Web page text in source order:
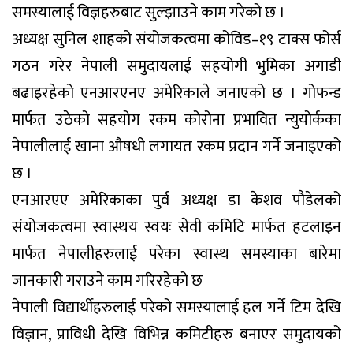
समस्यालाई विज्ञहरुबाट सुल्झाउने काम गरेको छ ।
अध्यक्ष सुनिल शाहको संयोजकत्वमा कोविड–१९ टाक्स फोर्स
गठन गरेर नेपाली समुदायलाई सहयोगी भुमिका अगाडी
बढाइरहेको एनआरएनए अमेरिकाले जनाएको छ । गोफन्ड
मार्फत उठेको सहयोग रकम कोरोना प्रभावित न्युयोर्कका
नेपालीलाई खाना औषधी लगायत रकम प्रदान गर्ने जनाइएको
छ ।
एनआरएए अमेरिकाका पुर्व अध्यक्ष डा केशव पौडेलको
संयोजकत्वमा स्वास्थय स्वयः सेवी कमिटि मार्फत हटलाइन
मार्फत नेपालीहरुलाई परेका स्वास्थ समस्याका बारेमा
जानकारी गराउने काम गरिरहेको छ
नेपाली विद्यार्थीहरुलाई परेको समस्यालाई हल गर्ने टिम देखि
विज्ञान, प्राविधी देखि विभिन्न कमिटीहरु बनाएर समुदायको